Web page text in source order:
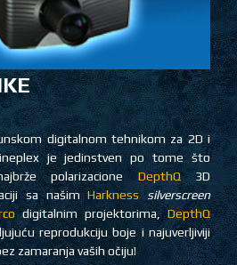
digitalnom tehnikom za 2D i
je jedinstven po tome što
polarizacione DepthQ3D
sa našimHarkness
silverscreen
digitalnim projektorima,DepthQ
reprodukciju boje i najuverljiviji
zamaranja vaših očiju!